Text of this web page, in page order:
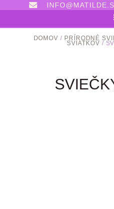
DOMOV / PRÍRODNÉ
SVIATKOV /